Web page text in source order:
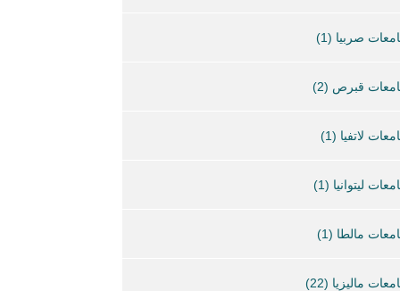
صربيا (1)
قبرص (2)
لاتفيا (1)
ليتوانيا (1)
مالطا (1)
ماليزيا (22)